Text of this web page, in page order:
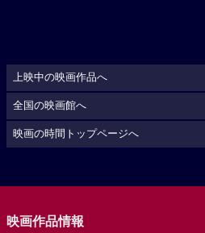
上映中の映画作品へ
全国の映画館へ
映画の時間トップページへ
映画作品情報